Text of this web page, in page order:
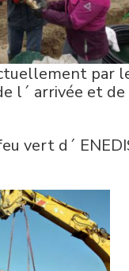
par
l´ arrivée et
vert d´